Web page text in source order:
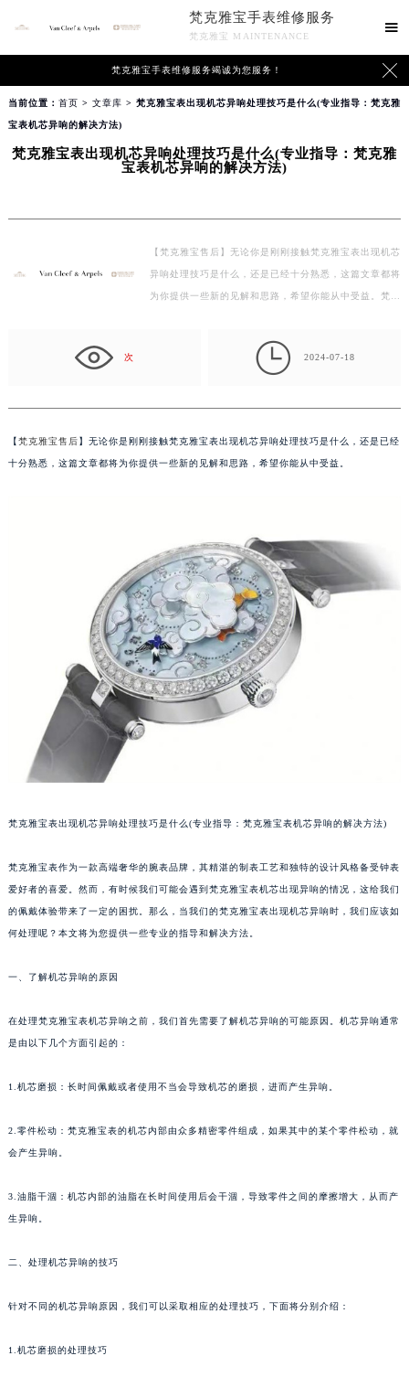
梵克雅宝手表维修服务
梵克雅宝 MAINTENANCE

梵克雅宝手表维修服务竭诚为您服务！ 
当前位置： 首页 > 文章库 > 梵克雅宝表出现机芯异响处理技巧是什么(专业指导：梵克雅
宝表机芯异响的解决方法)
梵克雅宝表出现机芯异响处理技巧是什么(专业指导：梵克雅
宝表机芯异响的解决方法)
【梵克雅宝售后】无论你是刚刚接触梵克雅宝表出现机芯
异响处理技巧是什么，还是已经十分熟悉，这篇文章都将
为你提供一些新的见解和思路，希望你能从中受益。梵…
次  2024-07-18
【梵克雅宝售后】无论你是刚刚接触梵克雅宝表出现机芯异响处理技巧是什么，还是已经
十分熟悉，这篇文章都将为你提供一些新的见解和思路，希望你能从中受益。
梵克雅宝表出现机芯异响处理技巧是什么(专业指导：梵克雅宝表机芯异响的解决方法)
梵克雅宝表作为一款高端奢华的腕表品牌，其精湛的制表工艺和独特的设计风格备受钟表
爱好者的喜爱。然而，有时候我们可能会遇到梵克雅宝表机芯出现异响的情况，这给我们
的佩戴体验带来了一定的困扰。那么，当我们的梵克雅宝表出现机芯异响时，我们应该如
何处理呢？本文将为您提供一些专业的指导和解决方法。
一、了解机芯异响的原因
在处理梵克雅宝表机芯异响之前，我们首先需要了解机芯异响的可能原因。机芯异响通常
是由以下几个方面引起的：
1.机芯磨损：长时间佩戴或者使用不当会导致机芯的磨损，进而产生异响。
2.零件松动：梵克雅宝表的机芯内部由众多精密零件组成，如果其中的某个零件松动，就
会产生异响。
3.油脂干涸：机芯内部的油脂在长时间使用后会干涸，导致零件之间的摩擦增大，从而产
生异响。
二、处理机芯异响的技巧
针对不同的机芯异响原因，我们可以采取相应的处理技巧，下面将分别介绍：
1.机芯磨损的处理技巧